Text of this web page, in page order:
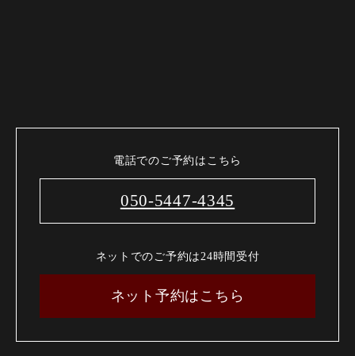
電話でのご予約はこちら
050-5447-4345
ネットでのご予約は24時間受付
ネット予約はこちら